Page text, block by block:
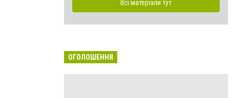
Всі матеріали тут
ОГОЛОШЕННЯ